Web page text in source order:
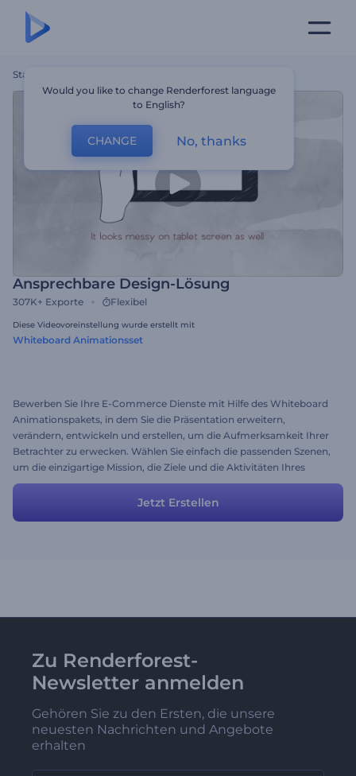
Startseite
Ansprechbare Design-Lösung
307K+ Exporte Flexibel
Diese Videovoreinstellung wurde erstellt mit
Whiteboard Animationsset
Bewerben Sie Ihre E-Commerce Dienste mit Hilfe des Whiteboard
Animationspakets, in dem Sie die Präsentation erweitern,
verändern, entwickeln und erstellen, um die Aufmerksamkeit Ihrer
Betrachter zu erwecken. Wählen Sie einfach die passenden Szenen,
um die einzigartige Mission, die Ziele und die Aktivitäten Ihres
Unternehmens zu enthüllen.
Jetzt Erstellen
Zu Renderforest-
Newsletter anmelden
Gehören Sie zu den Ersten, die unsere
neuesten Nachrichten und Angebote
erhalten
Would you like to change Renderforest language
to English?
CHANGE No, thanks